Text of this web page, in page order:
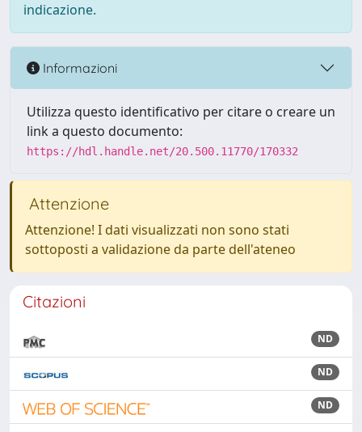
indicazione.
Informazioni
Utilizza questo identificativo per citare o creare un
link a questo documento:
https://hdl.handle.net/20.500.11770/170332
Attenzione
Attenzione! I dati visualizzati non sono stati
sottoposti a validazione da parte dell'ateneo
Citazioni
ND
ND
ND